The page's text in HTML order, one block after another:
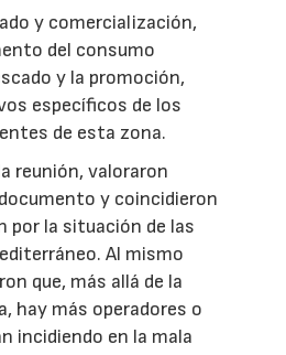
y comercialización,
del consumo
y la promoción,
específicos de los
de esta zona.
reunión, valoraron
y coincidieron
por la situación de las
Al mismo
que, más allá de la
hay más operadores o
incidiendo en la mala